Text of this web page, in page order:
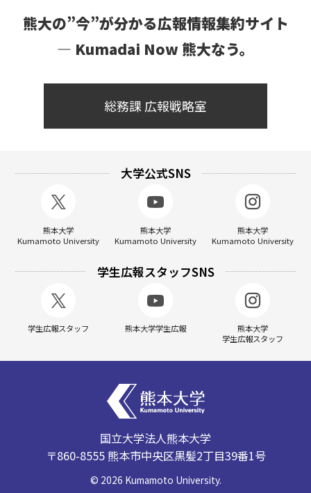
熊大の”今”が分かる広報情報集約サイト
― Kumadai Now 熊大なう。
総務課 広報戦略室
大学公式SNS
熊本大学
Kumamoto University
熊本大学
Kumamoto University
熊本大学
Kumamoto University
学生広報スタッフSNS
学生広報スタッフ 熊本大学学生広報
熊本大学
学生広報スタッフ
国立大学法人熊本大学
〒860-8555 熊本市中央区黒髪2丁目39番1号
© 2026 Kumamoto University.